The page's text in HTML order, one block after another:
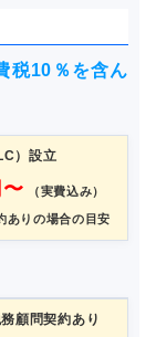
税10％を含ん
）設立
（実費込み）
ありの場合の目安
顧問契約あり